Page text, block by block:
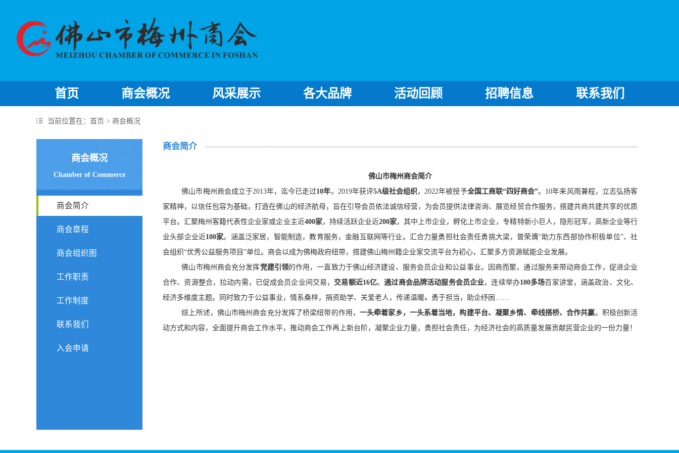
首页 商会概况 风采展示 各大品牌 活动回顾 招聘信息 联系我们
当前位置在： 首页 > 商会概况
商会概况
Chamber of Commerce
商会简介
商会章程
商会组织图
工作职责
工作制度
联系我们
入会申请
商会简介
佛山市梅州商会简介
佛山市梅州商会成立于2013年，迄今已走过10年。 2019年获评5A级社会组织，2022年被授予全国工商联“四好商会”。10年来风雨兼程，立志弘扬客
家精神，以信任包容为基础，打造在佛山的经济航母，旨在引导会员依法诚信经营，为会员提供法律咨询、展览经贸合作服务，搭建共商共建共享的优质
平台。汇聚梅州客籍代表性企业家或企业主近400家，持续活跃企业近200家，其中上市企业，孵化上市企业，专精特新小巨人，隐形冠军，高新企业等行
业头部企业近100家。涵盖泛家居，智能制造，教育服务，金融 互联网等行业。汇合力量勇担社会责任勇挑大梁，曾荣膺“助力东西部协作积极单位”、社
会组织“优秀公益服务项目”单位。商会以成为佛梅政府纽带，搭建佛山梅州籍企业家交流平台为初心，汇聚多方资源赋能企业发展。
佛山市梅州商会充分发挥党建引领的作用，一直致力于佛山经济建设、服务会员企业和公益事业。因商而聚，通过服务来带动商会工作，促进企业
合作、资源整合，拉动内需，已促成会员企业间交易， 交易额近16亿。通过商会品牌活动服务会员企业，连续举办100多场百家讲堂，涵盖政治、文化、
经济多维度主题。同时致力于公益事业，情系桑梓，捐资助学、关爱老人，传递温暖、 勇于担当，助企纾困 ……
综上所述，佛山市梅州商会充分发挥了桥梁纽带的作用， 一头牵着家乡，一头系着当地，构建平台、凝聚乡情、 牵线搭桥、合作共赢。积极创新活
动方式和内容，全面提升商会工作水平，推动商会工作再上新台阶，凝聚企业力量，勇担社会责任，为经济社会的高质量发展贡献民营企业的一份力量！